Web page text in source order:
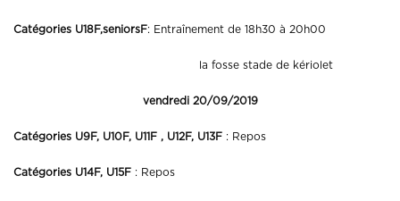
Catégories U18F,seniorsF: Entraînement de 18h30 à 20h00
la fosse stade de kériolet
vendredi 20/09/2019
Catégories U9F, U10F, U11F , U12F, U13F : Repos
Catégories U14F, U15F : Repos